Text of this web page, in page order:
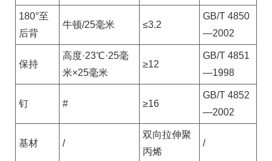
180°至
后背
牛顿/25毫米 ≤3.2
GB/T 4850
—2002
保持
高度·23℃·25毫
米×25毫米
≥12
GB/T 4851
—1998
钉 # ≥16
GB/T 4852
—2002
基材 /
双向拉伸聚
丙烯
/